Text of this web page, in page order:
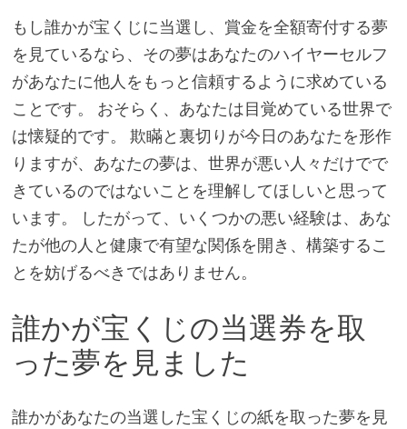
もし誰かが宝くじに当選し、賞金を全額寄付する夢
を見ているなら、その夢はあなたのハイヤーセルフ
があなたに他人をもっと信頼するように求めている
ことです。 おそらく、あなたは目覚めている世界で
は懐疑的です。 欺瞞と裏切りが今日のあなたを形作
りますが、あなたの夢は、世界が悪い人々だけでで
きているのではないことを理解してほしいと思って
います。 したがって、いくつかの悪い経験は、あな
たが他の人と健康で有望な関係を開き、構築するこ
とを妨げるべきではありません。
誰かが宝くじの当選券を取
った夢を見ました
誰かがあなたの当選した宝くじの紙を取った夢を見